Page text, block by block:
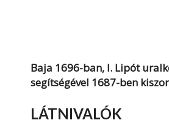
Baja 1696-ban, I. Lipót
segítségével 1687-ben
LÁTNIVALÓK